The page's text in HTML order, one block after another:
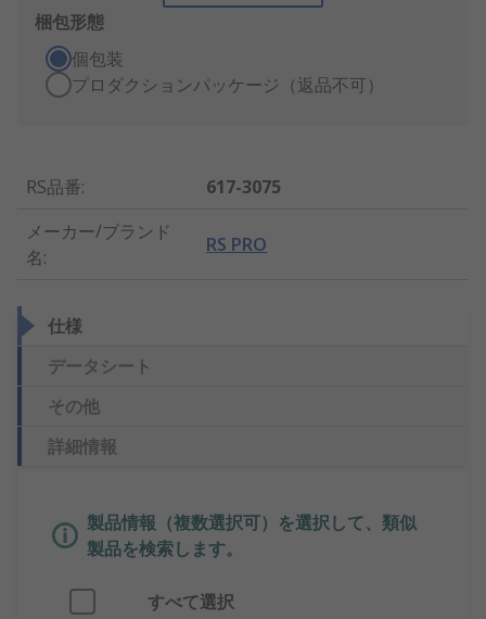
梱包形態
個包装
プロダクションパッケージ（返品不可）
RS品番:
617-3075
メーカー/ブランド
名:
RS PRO
仕様
データシート
その他
詳細情報
製品情報（複数選択可）を選択して、類似
製品を検索します。
すべて選択